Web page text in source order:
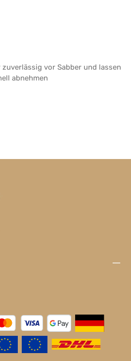
de 5 sur 5 étoiles
vor Sabber und lassen
abnehmen